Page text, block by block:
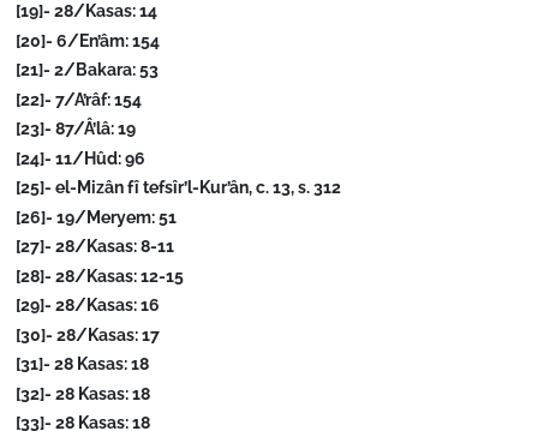
[19]- 28/Kasas: 14
[20]- 6/En’âm: 154
[21]- 2/Bakara: 53
[22]- 7/A’râf: 154
[23]- 87/Â’lâ: 19
[24]- 11/Hûd: 96
[25]- el-Mizân fî tefsîr’l-Kur’ân, c. 13, s. 312
[26]- 19/Meryem: 51
[27]- 28/Kasas: 8-11
[28]- 28/Kasas: 12-15
[29]- 28/Kasas: 16
[30]- 28/Kasas: 17
[31]- 28 Kasas: 18
[32]- 28 Kasas: 18
[33]- 28 Kasas: 18